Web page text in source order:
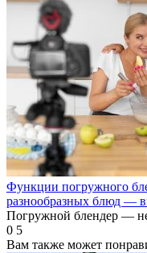
Функции погружного
разнообразных блюд —
Погружной блендер —
0 5
Вам также может